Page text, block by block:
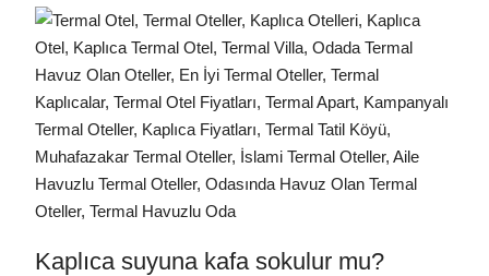
Kaplıca suyuna kafa sokulur mu?